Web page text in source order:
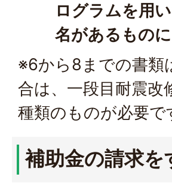
ログラムを用
名があるものに
※6から8までの書類
合は、一段目耐震改
種類のものが必要で
補助金の請求を